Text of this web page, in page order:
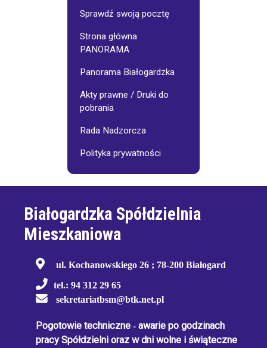
Sprawdź swoją pocztę
Strona główna
PANORAMA
Panorama Białogardzka
Akty prawne / Druki do
pobrania
Rada Nadzorcza
Polityka prywatności
Białogardzka Spółdzielnia
Mieszkaniowa
ul. Kochanowskiego 26 ; 78-200 Białogard
tel.: 94 312 29 65
sekretariatbsm@btk.net.pl
Pogotowie techniczne - awarie po godzinach
pracy Spółdzielni oraz w dni wolne i świąteczne